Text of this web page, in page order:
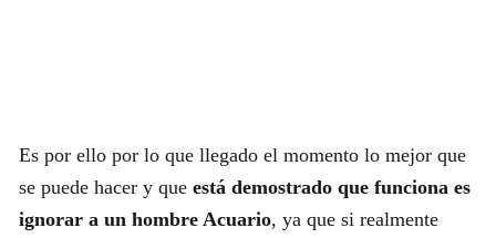
Es por ello por lo que llegado el momento lo mejor que
se puede hacer y que está demostrado que funciona es
ignorar a un hombre Acuario, ya que si realmente